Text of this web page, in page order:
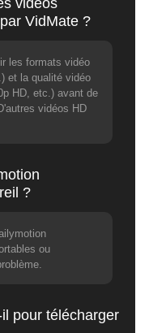
vidéos
VidMate ?
les formats vidéo
et la qualité vidéo
HD, etc.) avant de
vidéos HD
?
ou
pour télécharger